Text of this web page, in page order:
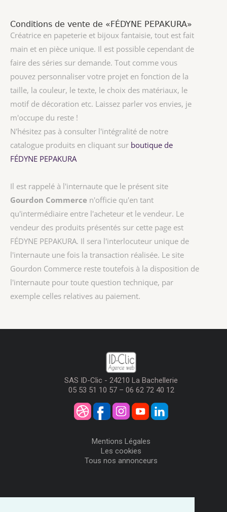
Conditions de vente de «FÉDYNE PEPAKURA»
Créatrice en papeterie et bijoux fantaisie, tout est fait
main et en pièce unique. Il est possible cependant de
faire des séries sur demande. Tout comme vous
pouvez personnaliser votre projet en fonction de la
taille, la couleur, le texte, le choix des matériaux, le
motif de décoration etc. Laissez parler vos envies, je
m'occupe du reste !
N'hésitez pas à consulter l'intégralité de notre
catalogue produits en cliquant sur boutique de
FÉDYNE PEPAKURA
Il est rappelé à l'internaute que le présent site
Gourdon Commerce n'officie qu'en tant
qu'intermédiaire entre l'acheteur et le vendeur. Le
vendeur des produits présentés sur cette page est
FÉDYNE PEPAKURA. Il sera l'interlocuteur unique de
l'internaute une fois la transaction réalisée. Le site
Gourdon Commerce reste toutefois à la disposition de
l'internaute pour toute question technique, par
exemple celles relatives au paiement.
SAS ID-Clic - 24210 La Bachellerie
05 53 51 10 57 – 06 62 72 40 12
Mentions Légales
Les cookies
Tous nos annonceurs